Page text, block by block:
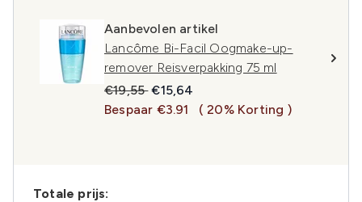
Aanbevolen artikel
Lancôme Bi-Facil Oogmake-up-
remover Reisverpakking 75 ml
Recommended Retail Price:
€19,55Huidige prijs:
€15,64
Bespaar €3.91
( 20% Korting )
Totale prijs: